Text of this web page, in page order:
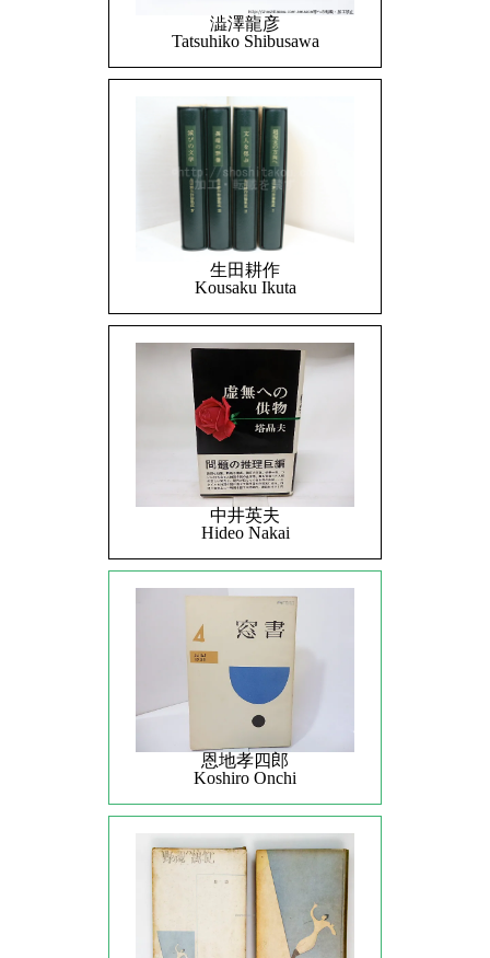
澁澤龍彦
Tatsuhiko Shibusawa
生田耕作
Kousaku Ikuta
中井英夫
Hideo Nakai
恩地孝四郎
Koshiro Onchi